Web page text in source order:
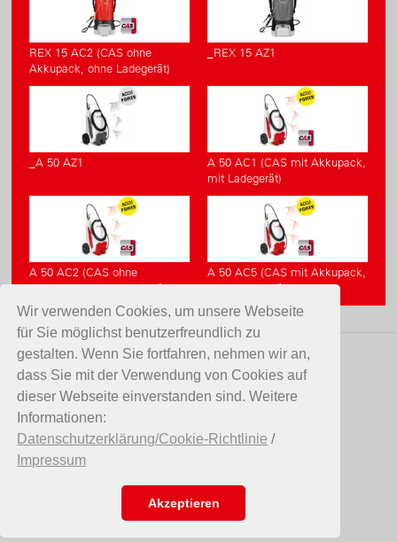
Wir verwenden Cookies, um unsere Webseite
für Sie möglichst benutzerfreundlich zu
gestalten. Wenn Sie fortfahren, nehmen wir an,
dass Sie mit der Verwendung von Cookies auf
dieser Webseite einverstanden sind. Weitere
Informationen:
Datenschutzerklärung/Cookie-Richtlinie /
Impressum
Akzeptieren
REX 15 AC2 (CAS ohne
Akkupack, ohne Ladegerät)
_REX 15 AZ1
_A 50 AZ1
A 50 AC1 (CAS mit Akkupack,
mit Ladegerät)
A 50 AC2 (CAS ohne
Akkupack, ohne Ladegerät)
A 50 AC5 (CAS mit Akkupack,
ohne Ladegerät)
KONTAKT
Birchmeier Sprühtechnik AG
Im Stetterfeld 1
5608 Stetten
Schweiz
info@birchmeier.com